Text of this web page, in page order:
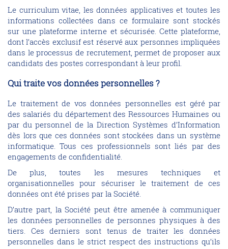
Le curriculum vitae, les données applicatives et toutes les
informations collectées dans ce formulaire sont stockés
sur une plateforme interne et sécurisée. Cette plateforme,
dont l’accès exclusif est réservé aux personnes impliquées
dans le processus de recrutement, permet de proposer aux
candidats des postes correspondant à leur profil.
Qui traite vos données personnelles ?
Le traitement de vos données personnelles est géré par
des salariés du département des Ressources Humaines ou
par du personnel de la Direction Systèmes d’Information
dès lors que ces données sont stockées dans un système
informatique. Tous ces professionnels sont liés par des
engagements de confidentialité.
De plus, toutes les mesures techniques et
organisationnelles pour sécuriser le traitement de ces
données ont été prises par la Société.
D’autre part, la Société peut être amenée à communiquer
les données personnelles de personnes physiques à des
tiers. Ces derniers sont tenus de traiter les données
personnelles dans le strict respect des instructions qu’ils